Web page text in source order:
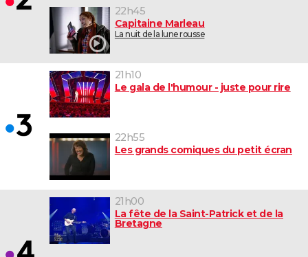
22h45
Capitaine Marleau
La nuit de la lune rousse
21h10
Le gala de l'humour - juste pour rire
22h55
Les grands comiques du petit écran
21h00
La fête de la Saint-Patrick et de la
Bretagne